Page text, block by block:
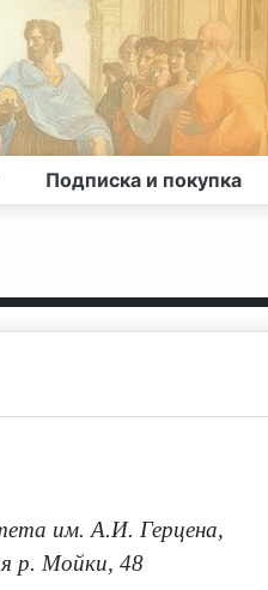
Подписка и покупка
им. А.И. Герцена,
р. Мойки, 48